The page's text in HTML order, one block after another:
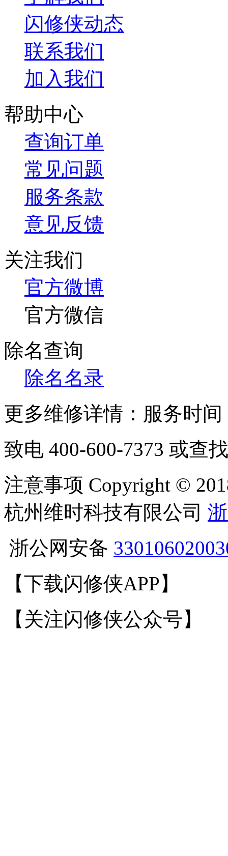
闪修侠动态
联系我们
加入我们
帮助中心
查询订单
常见问题
服务条款
意见反馈
关注我们
官方微博
官方微信
除名查询
除名名录
更多维修详情：服务时间
致电 400-600-7373 或查
注意事项 Copyright ©
杭州维时科技有限公司
浙公网安备
【下载闪修侠APP】
【关注闪修侠公众号】